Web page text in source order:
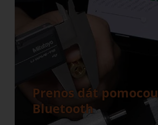
Prenos dát pomocou
Bluetooth